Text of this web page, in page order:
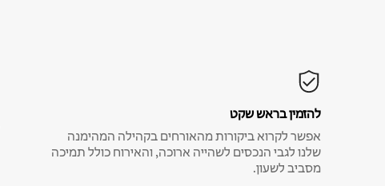
להזמין בראש שקט
אפשר לקרוא ביקורות מהאורחים בקהילה המהימנה
שלנו לגבי הנכסים לשהייה ארוכה, והאירוח כולל תמיכה
מסביב לשעון.